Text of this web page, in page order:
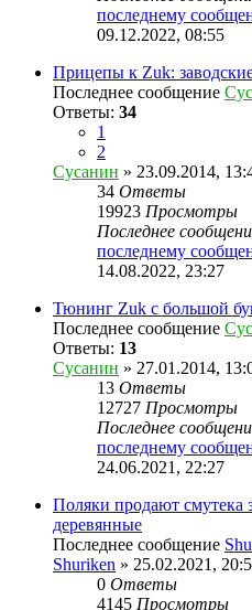
последнему
09.12.2022, 08:55
Прицепы к Zuk:
Последнее сообщение
Ответы: 34
1
2
Сусанин » 23.09.2014,
34 Ответы
19923 Просмотры
Последнее
последнему
14.08.2022, 23:27
Тюнинг Zuk с большой
Последнее сообщение
Ответы: 13
Сусанин » 27.01.2014,
13 Ответы
12727 Просмотры
Последнее
последнему
24.06.2021, 22:27
Поляки продают смутека
деревянные
Последнее сообщение
Shuriken » 25.02.2021,
0 Ответы
4145 Просмотры